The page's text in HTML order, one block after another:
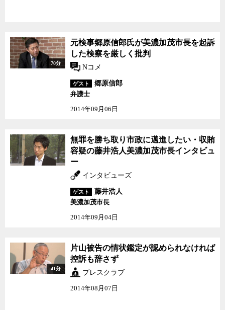
70分
元検事郷原信郎氏が美濃加茂市長を起訴
した検察を厳しく批判
Nコメ
ゲスト
郷原信郎
弁護士
2014年09月06日
無罪を勝ち取り市政に邁進したい・収賄
容疑の藤井浩人美濃加茂市長インタビュ
ー
インタビューズ
ゲスト
藤井浩人
美濃加茂市長
2014年09月04日
41分
片山被告の情状鑑定が認められなければ
控訴も辞さず
プレスクラブ
2014年08月07日